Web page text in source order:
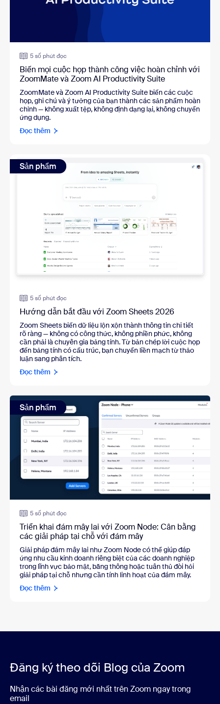
5 số phút đọc
Biến mọi cuộc họp thành công việc hoàn chỉnh với
ZoomMate và Zoom AI Productivity Suite
ZoomMate và Zoom AI Productivity Suite biến các cuộc
họp, ghi chú và ý tưởng của bạn thành các sản phẩm hoàn
chỉnh — không xuất tệp, không định dạng lại, không chuyển
ứng dụng.
Đọc thêm
Sản phẩm
5 số phút đọc
Hướng dẫn bắt đầu với Zoom Sheets 2026
Zoom Sheets biến dữ liệu lộn xộn thành thông tin chi tiết
rõ ràng — không có công thức, không phiền phức, không
cần phải là chuyên gia bảng tính. Từ bản chép lời cuộc họp
đến bảng tính có cấu trúc, bạn chuyển liền mạch từ thảo
luận sang phân tích.
Đọc thêm
Sản phẩm
5 số phút đọc
Triển khai đám mây lai với Zoom Node: Cân bằng
các giải pháp tại chỗ với đám mây
Giải pháp đám mây lai như Zoom Node có thể giúp đáp
ứng nhu cầu kinh doanh riêng biệt của các doanh nghiệp
trong lĩnh vực bảo mật, băng thông hoặc tuân thủ đòi hỏi
giải pháp tại chỗ nhưng cần tính linh hoạt của đám mây.
Đọc thêm
Đăng ký theo dõi Blog của Zoom
Nhận các bài đăng mới nhất trên Zoom ngay trong
email